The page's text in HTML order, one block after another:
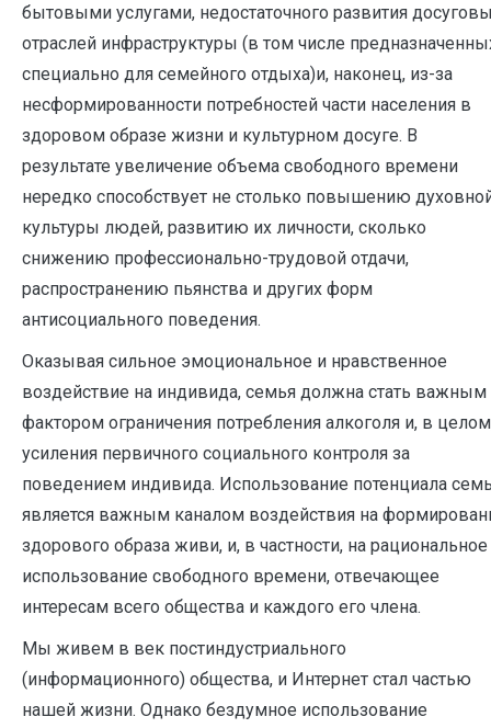
бытовыми услугами, недостаточного развития
отраслей инфраструктуры (в том числе
специально для семейного отдыха)и, наконец, из-за
несформированности потребностей части населения в
здоровом образе жизни и культурном досуге. В
результате увеличение объема свободного времени
нередко способствует не столько повышению
культуры людей, развитию их личности, сколько
снижению профессионально-трудовой отдачи,
распространению пьянства и других форм
антисоциального поведения.
Оказывая сильное эмоциональное и нравственное
воздействие на индивида, семья должна стать важным
фактором ограничения потребления алкоголя и, в
усиления первичного социального контроля за
поведением индивида. Использование потенциала
является важным каналом воздействия на
здорового образа живи, и, в частности, на рациональное
использование свободного времени, отвечающее
интересам всего общества и каждого его члена.
Мы живем в век постиндустриального
(информационного) общества, и Интернет стал частью
нашей жизни. Однако бездумное использование